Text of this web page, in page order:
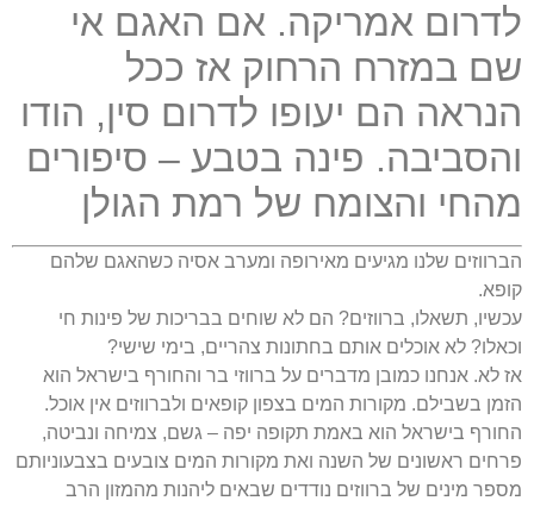
לדרום אמריקה. אם האגם אי
שם במזרח הרחוק אז ככל
הנראה הם יעופו לדרום סין, הודו
והסביבה. פינה בטבע – סיפורים
מהחי והצומח של רמת הגולן
הברווזים שלנו מגיעים מאירופה ומערב אסיה כשהאגם שלהם
קופא.
עכשיו, תשאלו, ברווזים? הם לא שוחים בבריכות של פינות חי
וכאלו? לא אוכלים אותם בחתונות צהריים, בימי שישי?
אז לא. אנחנו כמובן מדברים על ברווזי בר והחורף בישראל הוא
הזמן בשבילם. מקורות המים בצפון קופאים ולברווזים אין אוכל.
החורף בישראל הוא באמת תקופה יפה – גשם, צמיחה ונביטה,
פרחים ראשונים של השנה ואת מקורות המים צובעים בצבעוניותם
מספר מינים של ברווזים נודדים שבאים ליהנות מהמזון הרב